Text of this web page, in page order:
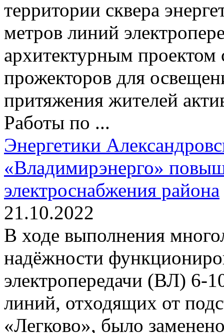
территории сквера
метров линий
архитектурным
прожекторов для
притяжения жителей
Работы по ...
Энергетики
«Владимирэнерго»
электроснабжения района
21.10.2022
В ходе выполнения
надёжности
электропередачи (ВЛ) 6-
линий, отходящих от
«Легково», было